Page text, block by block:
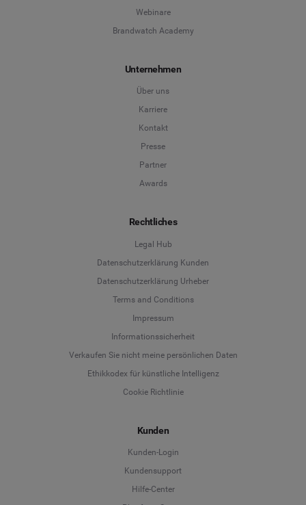
Webinare
Brandwatch Academy
Unternehmen
Über uns
Karriere
Kontakt
Presse
Partner
Awards
Rechtliches
Legal Hub
Datenschutzerklärung Kunden
Datenschutzerklärung Urheber
Terms and Conditions
Impressum
Informationssicherheit
Verkaufen Sie nicht meine persönlichen Daten
Ethikkodex für künstliche Intelligenz
Cookie Richtlinie
Kunden
Kunden-Login
Kundensupport
Hilfe-Center
Deutsch
English